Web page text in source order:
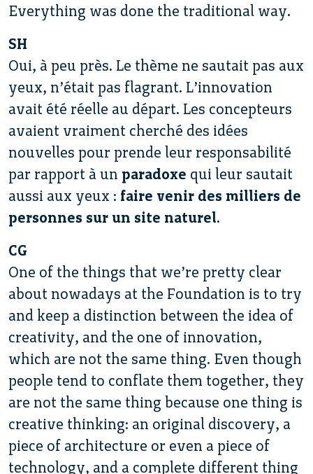
Everything was done the traditional way.
SH
Oui, à peu près. Le thème ne sautait pas aux
yeux, n’était pas flagrant. L’innovation
avait été réelle au départ. Les concepteurs
avaient vraiment cherché des idées
nouvelles pour prende leur responsabilité
par rapport à un paradoxe qui leur sautait
aussi aux yeux : faire venir des milliers de
personnes sur un site naturel.
CG
One of the things that we’re pretty clear
about nowadays at the Foundation is to try
and keep a distinction between the idea of
creativity, and the one of innovation,
which are not the same thing. Even though
people tend to conflate them together, they
are not the same thing because one thing is
creative thinking: an original discovery, a
piece of architecture or even a piece of
technology, and a complete different thing